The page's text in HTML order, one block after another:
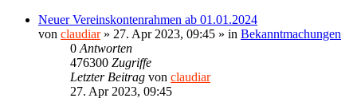
Neuer Vereinskontenrahmen ab 01.01.2024
von claudiar» 27. Apr 2023, 09:45 » in Bekanntmachungen
0 Antworten
476300 Zugriffe
Letzter Beitrag von claudiar
27. Apr 2023, 09:45